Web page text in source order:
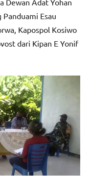
Dewan Adat Yohan
Esau
Kapospol Kosiwo
dari Kipan E Yonif